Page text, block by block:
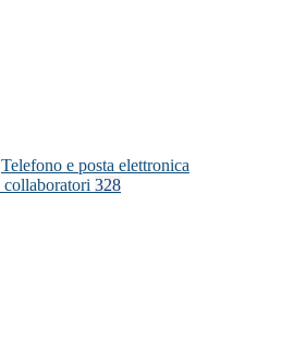
Telefono e posta elettronica
328